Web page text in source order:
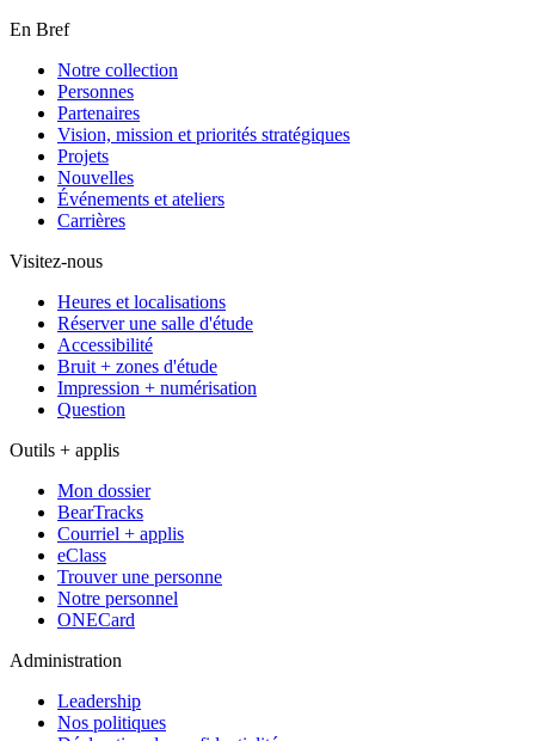
En Bref
Notre collection
Personnes
Partenaires
Vision, mission et priorités stratégiques
Projets
Nouvelles
Événements et ateliers
Carrières
Visitez-nous
Heures et localisations
Réserver une salle d'étude
Accessibilité
Bruit + zones d'étude
Impression + numérisation
Question
Outils + applis
Mon dossier
BearTracks
Courriel + applis
eClass
Trouver une personne
Notre personnel
ONECard
Administration
Leadership
Nos politiques